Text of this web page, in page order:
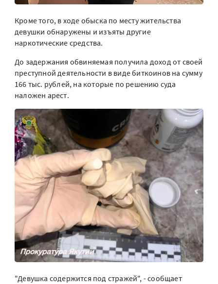
Кроме того, в ходе обыска по месту жительства
девушки обнаружены и изъяты другие
наркотические средства.
До задержания обвиняемая получила доход от своей
преступной деятельности в виде биткоинов на сумму
166 тыс. рублей, на которые по решению суда
наложен арест.
"Девушка содержится под стражей", - сообщает